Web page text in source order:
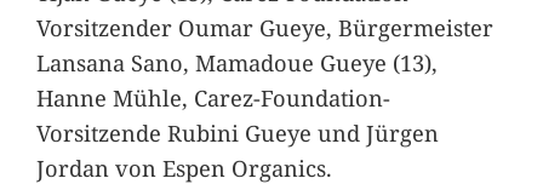
Vorsitzender Oumar Gueye, Bürgermeister
Lansana Sano, Mamadoue Gueye (13),
Hanne Mühle, Carez-Foundation-
Vorsitzende Rubini Gueye und Jürgen
Jordan von Espen Organics.